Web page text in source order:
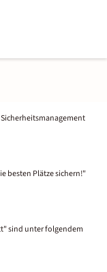
besten Plätze sichern!"
sind unter folgendem